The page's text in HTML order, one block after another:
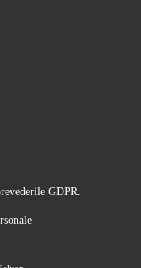
GDPR.